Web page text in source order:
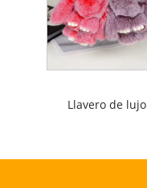
Llavero de lujo